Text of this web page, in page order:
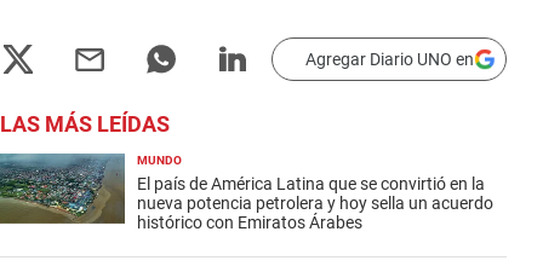
Agregar Diario UNO en
LAS MÁS LEÍDAS
MUNDO
El país de América Latina que se convirtió en la
nueva potencia petrolera y hoy sella un acuerdo
histórico con Emiratos Árabes